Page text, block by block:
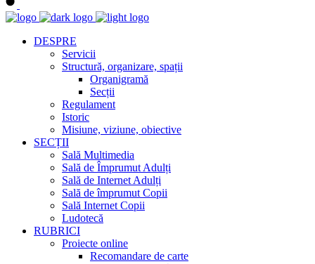
DESPRE
Servicii
Structură, organizare, spații
Organigramă
Secții
Regulament
Istoric
Misiune, viziune, obiective
SECȚII
Sală Multimedia
Sală de Împrumut Adulți
Sală de Internet Adulți
Sală de împrumut Copii
Sală Internet Copii
Ludotecă
RUBRICI
Proiecte online
Recomandare de carte